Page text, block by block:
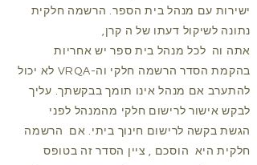
ישירות עם מנהל בית הספר. הרשמה חלקית
נתונה לשיקול דעתו של ה קרן,
אתה וה
לכל מנהל בית ספר יש אחריות
בהקמת הסדר הרשמה חלקי וה-VRQA לא יכול
להתערב אם מנהל אינו תומך בבקשתך. עליך
לבקש אישור לרישום חלקי מהמנהל לפני
הגשת בקשה לרישום חינוך ביתי. אם
הרשמה
חלקית היא
הוסכם , ציין הסדר זה בטופס